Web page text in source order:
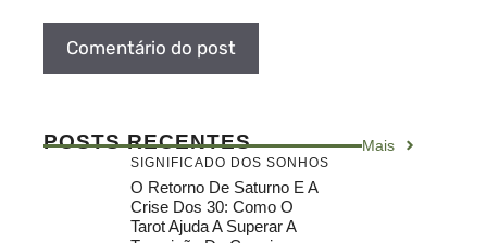
POSTS RECENTES Mais
SIGNIFICADO DOS SONHOS
O Retorno De Saturno E A
Crise Dos 30: Como O
Tarot Ajuda A Superar A